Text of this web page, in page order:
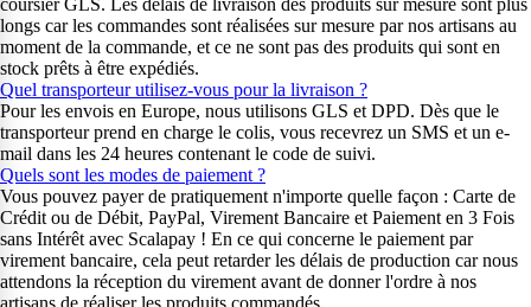
longs car les commandes sont réalisées sur mesure par nos artisans au
moment de la commande, et ce ne sont pas des produits qui sont en
stock prêts à être expédiés.
Quel transporteur utilisez-vous pour la livraison ?
Pour les envois en Europe, nous utilisons GLS et DPD. Dès que le
transporteur prend en charge le colis, vous recevrez un SMS et un e-
mail dans les 24 heures contenant le code de suivi.
Quels sont les modes de paiement ?
Vous pouvez payer de pratiquement n'importe quelle façon : Carte de
Crédit ou de Débit, PayPal, Virement Bancaire et Paiement en 3 Fois
sans Intérêt avec Scalapay ! En ce qui concerne le paiement par
virement bancaire, cela peut retarder les délais de production car nous
attendons la réception du virement avant de donner l'ordre à nos
artisans de réaliser les produits commandés.